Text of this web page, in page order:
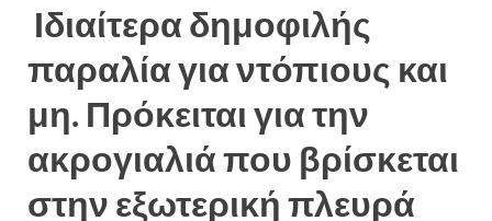
Ιδιαίτερα δημοφιλής
παραλία για ντόπιους και
μη. Πρόκειται για την
ακρογιαλιά που βρίσκεται
στην εξωτερική πλευρά